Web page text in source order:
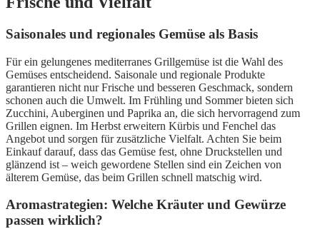
Saisonales und regionales Gemüse als Basis
Für ein gelungenes mediterranes Grillgemüse ist die Wahl des
Gemüses entscheidend. Saisonale und regionale Produkte
garantieren nicht nur Frische und besseren Geschmack, sondern
schonen auch die Umwelt. Im Frühling und Sommer bieten sich
Zucchini, Auberginen und Paprika an, die sich hervorragend zum
Grillen eignen. Im Herbst erweitern Kürbis und Fenchel das
Angebot und sorgen für zusätzliche Vielfalt. Achten Sie beim
Einkauf darauf, dass das Gemüse fest, ohne Druckstellen und
glänzend ist – weich gewordene Stellen sind ein Zeichen von
älterem Gemüse, das beim Grillen schnell matschig wird.
Aromastrategien: Welche Kräuter und Gewürze
passen wirklich?